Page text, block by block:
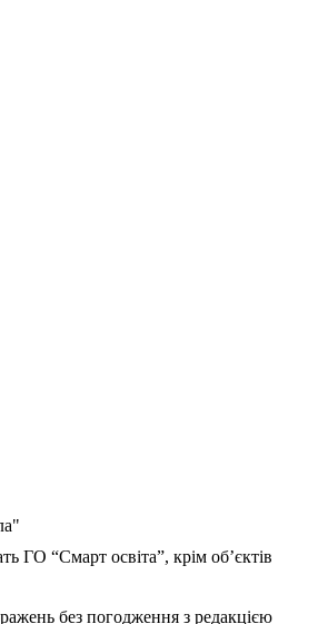
ГО “Смарт освіта”, крім об’єктів
без погодження з редакцією